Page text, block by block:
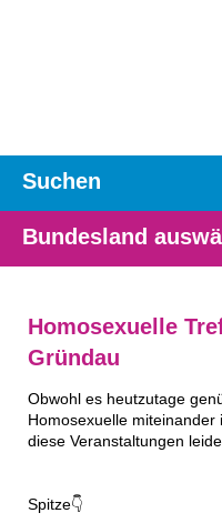
Suchen
Bundesland
Homosexuelle
Gründau
Obwohl es heutzutage
Homosexuelle
diese Veranstaltungen
Spitze👇